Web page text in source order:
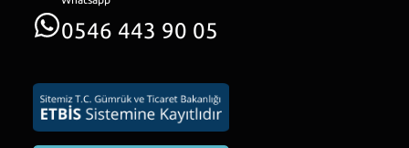
0546 443 90 05